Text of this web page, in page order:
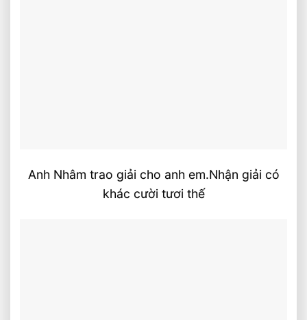
Anh Nhâm trao giải cho anh em.Nhận giải có
khác cười tươi thế